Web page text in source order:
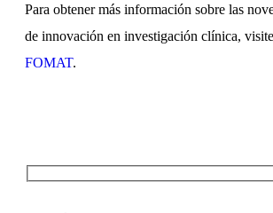
Para obtener más información sobre las
de innovación en investigación clínica,
FOMAT.